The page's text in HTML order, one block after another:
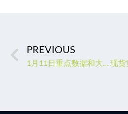
PREVIOUS
1月11日重点数据和大事件前瞻